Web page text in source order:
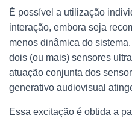
É possível a utilização
interação, embora seja
menos dinâmica do
dois (ou mais) sensores
atuação conjunta dos
generativo audiovisual
Essa excitação é obtida a